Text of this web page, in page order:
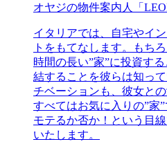
オヤジの物件案内人「
イタリアでは、自宅やイ
トをもてなします。もち
時間の長い”家”に投資す
結することを彼らは知っ
チベーションも、彼女と
すべてはお気に入りの”家
モテるか否か！という目
いたします。